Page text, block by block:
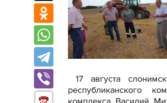
17 августа
республиканского
комплекса Василий